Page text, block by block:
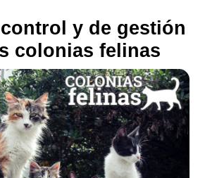
y de gestión
colonias felinas